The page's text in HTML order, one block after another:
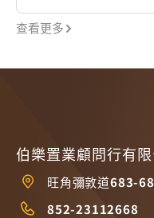
查看更多
伯樂置業顧問行有
旺角彌敦道683-
852-23112668